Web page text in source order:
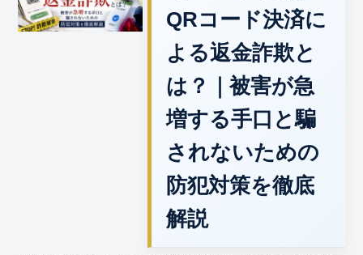
QRコード決済に
よる返金詐欺と
は？｜被害が急
増する手口と騙
されないための
防犯対策を徹底
解説